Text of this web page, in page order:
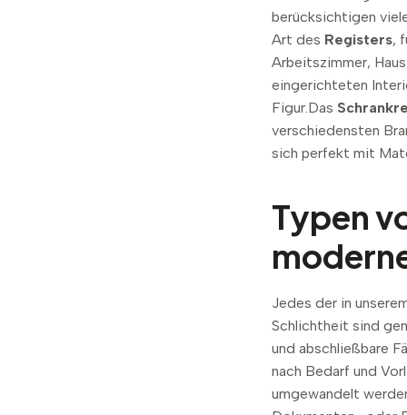
berücksichtigen
Art des Registers,
Arbeitszimmer,
eingerichteten
Figur.Das
verschiedensten
sich perfekt mit
Typen
Jedes der in
Schlichtheit sind
und abschließbare
nach Bedarf und
umgewandelt